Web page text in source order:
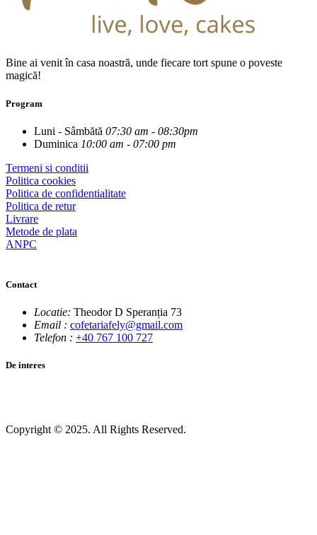
Bine ai venit în casa noastră, unde fiecare tort spune o poveste
magică!
Program
Luni - Sâmbătă 07:30 am - 08:30pm
Duminica 10:00 am - 07:00 pm
Termeni si conditii
Politica cookies
Politica de confidentialitate
Politica de retur
Livrare
Metode de plata
ANPC
Contact
Locatie: Theodor D Speranția 73
Email : cofetariafely@gmail.com
Telefon : +40 767 100 727
De interes
Copyright © 2025. All Rights Reserved.